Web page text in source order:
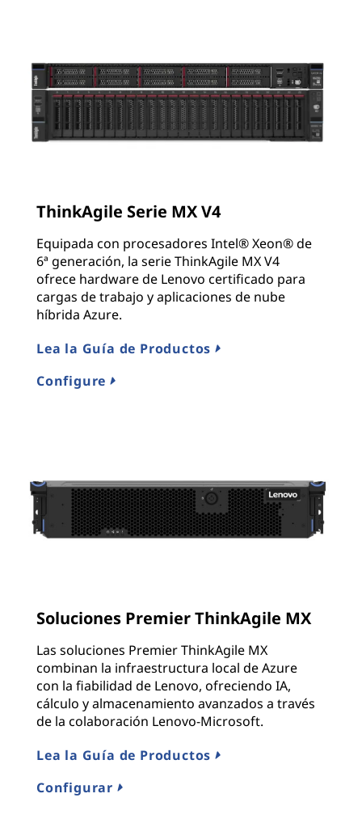
ThinkAgile Serie MX V4
Equipada con procesadores Intel® Xeon® de
6ª generación, la serie ThinkAgile MX V4
ofrece hardware de Lenovo certificado para
cargas de trabajo y aplicaciones de nube
híbrida Azure.
Lea la Guía de Productos
Configure
Soluciones Premier ThinkAgile MX
Las soluciones Premier ThinkAgile MX
combinan la infraestructura local de Azure
con la fiabilidad de Lenovo, ofreciendo IA,
cálculo y almacenamiento avanzados a través
de la colaboración Lenovo-Microsoft.
Lea la Guía de Productos
Configurar